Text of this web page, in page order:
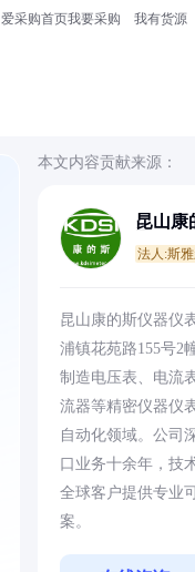
爱采购首页我要采购 我有货源
本文内容贡献来源：
昆山康
法人:斯
昆山康的斯仪器仪
浦镇花苑路155号2
制造电压表、电流
流器等精密仪器仪
自动化领域。公司
口业务十余年，技
全球客户提供专业
案。